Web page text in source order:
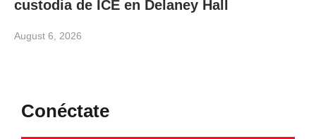
custodia de ICE en Delaney Hall
August 6, 2026
Conéctate